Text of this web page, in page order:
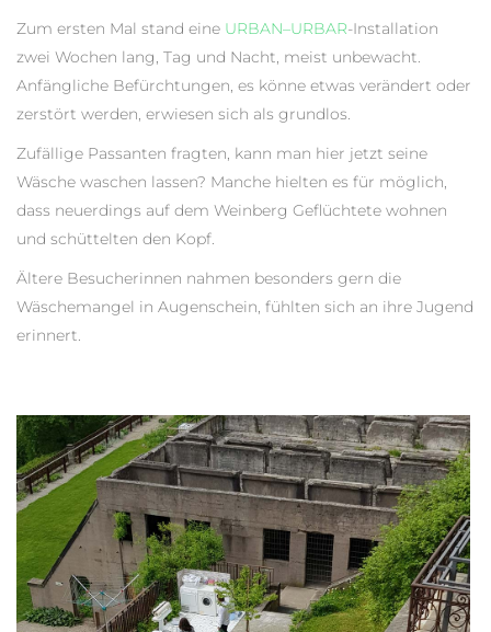
Zum ersten Mal stand eine URBAN–URBAR-Installation
zwei Wochen lang, Tag und Nacht, meist unbewacht.
Anfängliche Befürchtungen, es könne etwas verändert oder
zerstört werden, erwiesen sich als grundlos.
Zufällige Passanten fragten, kann man hier jetzt seine
Wäsche waschen lassen? Manche hielten es für möglich,
dass neuerdings auf dem Weinberg Geflüchtete wohnen
und schüttelten den Kopf.
Ältere Besucherinnen nahmen besonders gern die
Wäschemangel in Augenschein, fühlten sich an ihre Jugend
erinnert.